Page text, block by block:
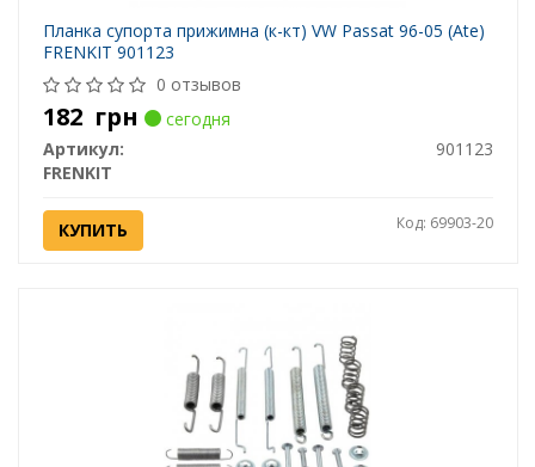
Планка супорта прижимна (к-кт) VW Passat 96-05 (Ate)
FRENKIT 901123
0 отзывов
182 грн
сегодня
Артикул:
901123
FRENKIT
КУПИТЬ Код: 69903-20